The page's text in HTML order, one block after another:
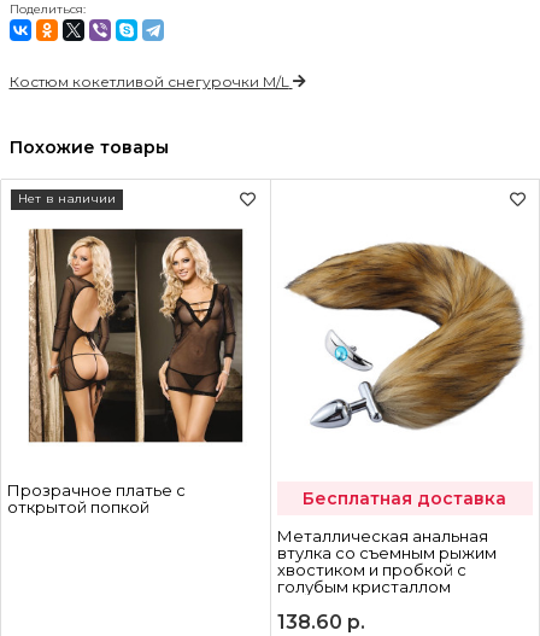
Поделиться:
Костюм кокетливой снегурочки M/L
Похожие товары
Прозрачное платье с
открытой попкой
Нет в наличии
Бесплатная доставка
Металлическая анальная
втулка со съемным рыжим
хвостиком и пробкой с
голубым кристаллом
138.60 р.